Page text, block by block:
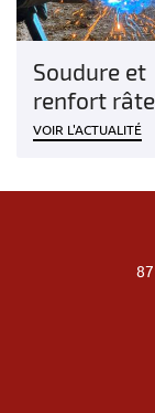
Soudure et
renfort
VOIR L'ACTUALITÉ